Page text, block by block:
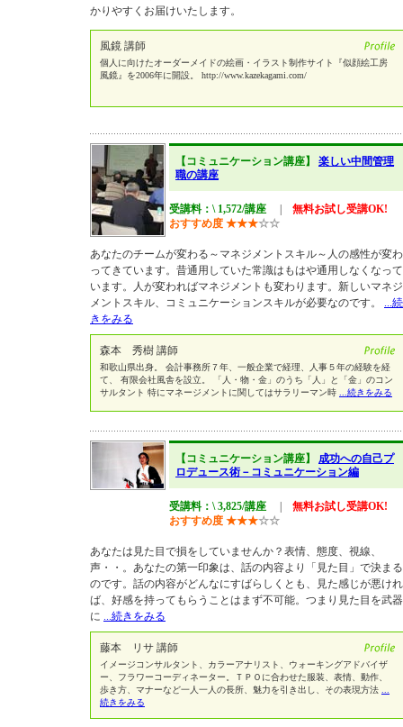
かりやすくお届けいたします。
風鏡 講師
個人に向けたオーダーメイドの絵画・イラスト制作サイト『似顔絵工房
風鏡』を2006年に開設。 http://www.kazekagami.com/
【コミュニケーション講座】 楽しい中間管理
職の講座
受講料：\ 1,572/講座
無料お試し受講OK!
おすすめ度 ★★★☆☆
あなたのチームが変わる～マネジメントスキル～人の感性が変わ
ってきています。昔通用していた常識はもはや通用しなくなって
います。人が変わればマネジメントも変わります。新しいマネジ
メントスキル、コミュニケーションスキルが必要なのです。 ...続
きをみる
森本 秀樹 講師
和歌山県出身。 会計事務所７年、一般企業で経理、人事５年の経験を経
て、 有限会社風舎を設立。 「人・物・金」のうち「人」と「金」のコン
サルタント 特にマネージメントに関してはサラリーマン時
...続きをみる
【コミュニケーション講座】 成功への自己プ
ロデュース術－コミュニケーション編
受講料：\ 3,825/講座
無料お試し受講OK!
おすすめ度 ★★★☆☆
あなたは見た目で損をしていませんか？表情、態度、視線、
声・・。あなたの第一印象は、話の内容より「見た目」で決まる
のです。話の内容がどんなにすばらしくとも、見た感じが悪けれ
ば、好感を持ってもらうことはまず不可能。つまり見た目を武器
に ...続きをみる
藤本 リサ 講師
イメージコンサルタント、カラーアナリスト、ウォーキングアドバイザ
ー、フラワーコーディネーター。ＴＰＯに合わせた服装、表情、動作、
歩き方、マナーなど一人一人の長所、魅力を引き出し、その表現方法
続きをみる